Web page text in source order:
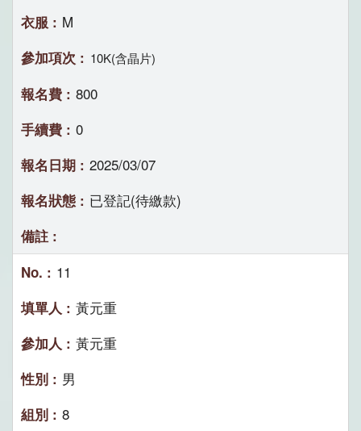
M
10K(含晶片)
800
0
2025/03/07
已登記(待繳款)
11
黃元重
黃元重
男
8